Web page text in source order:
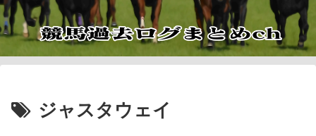
ジャスタウェイ